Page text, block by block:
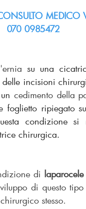
MEDICO
070 0985472
su una
incisioni
cedimento della
foglietto ripiegato
condizione
chirurgica.
di laparocele
di questo
stesso.